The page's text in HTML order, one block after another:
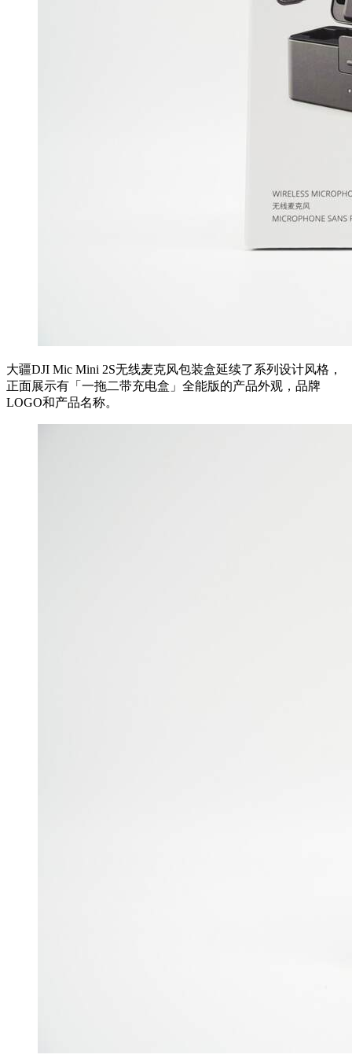
大疆DJI Mic Mini 2S无线麦克风包装盒延续了系列设计风格，
正面展示有「一拖二带充电盒」全能版的产品外观，品牌
LOGO和产品名称。